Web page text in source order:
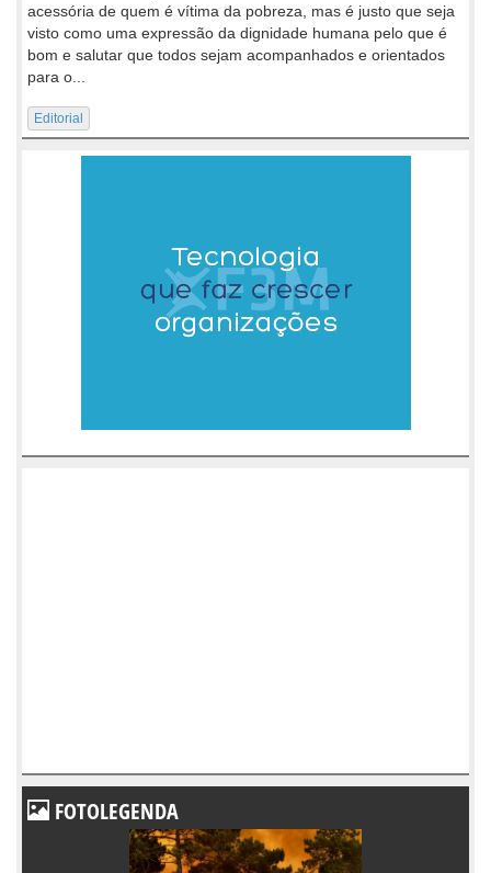
acessória de quem é vítima da pobreza, mas é justo que seja
visto como uma expressão da dignidade humana pelo que é
bom e salutar que todos sejam acompanhados e orientados
para o...
Editorial
FOTOLEGENDA